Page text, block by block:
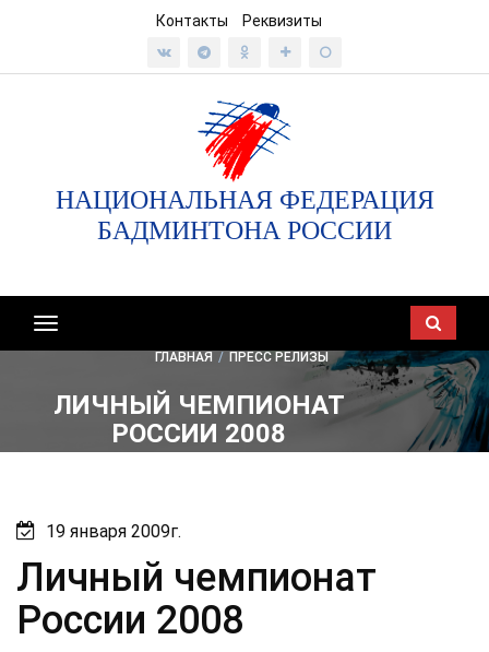
Контакты Реквизиты
НАЦИОНАЛЬНАЯ ФЕДЕРАЦИЯ
БАДМИНТОНА РОССИИ
Показать/
скрыть
ГЛАВНАЯ / ПРЕСС РЕЛИЗЫ
ЛИЧНЫЙ ЧЕМПИОНАТ
РОССИИ 2008
19 января 2009г.
Личный чемпионат
России 2008